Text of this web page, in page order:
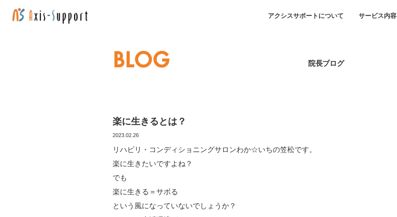
アクシスサポートについて サービス内容
BLOG 院長ブログ
楽に生きるとは？
2023.02.26
リハビリ・コンディショニングサロンわか☆いちの笠松です。
楽に生きたいですよね？
でも
楽に生きる＝サボる
という風になっていないでしょうか？